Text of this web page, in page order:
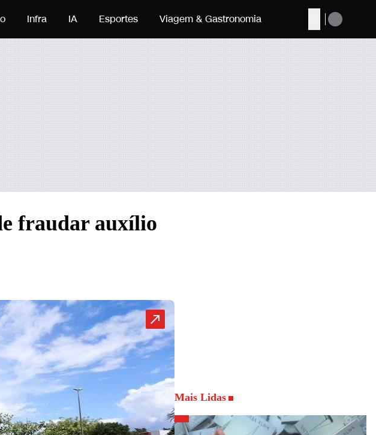
Buscar
Infra IA Esportes Viagem & Gastronomia
fraudar auxílio
Mais Lidas